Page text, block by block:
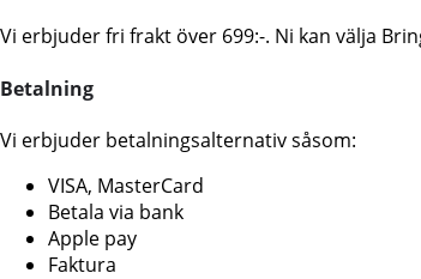
Vi erbjuder fri frakt över 699:-. Ni kan välja
Betalning
Vi erbjuder betalningsalternativ såsom:
VISA, MasterCard
Betala via bank
Apple pay
Faktura